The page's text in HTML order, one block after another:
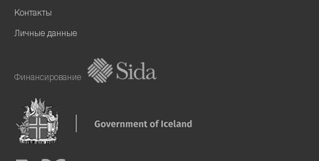
Контакты
Личные данные
Финансирование